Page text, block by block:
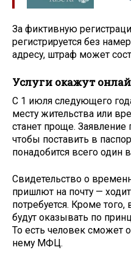
За фиктивную
регистрируется без
адресу, штраф может
Услуги окажут
С 1 июля следующего
месту жительства или
станет проще. Заявление
чтобы поставить в
понадобится всего один
Свидетельство о
пришлют на почту —
потребуется. Кроме
будут оказывать по
То есть человек сможет
нему МФЦ.